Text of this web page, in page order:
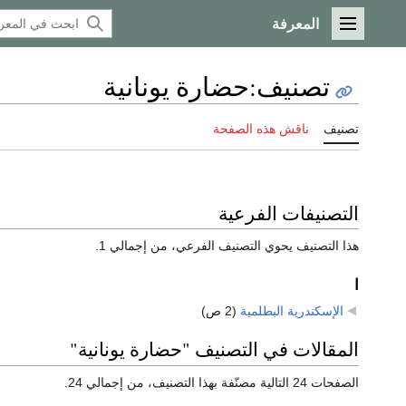
القائمة الرئيسية
المعرفة
تصنيف:حضارة يونانية
تصنيف ناقش هذه الصفحة
التصنيفات الفرعية
هذا التصنيف يحوي التصنيف الفرعي، من إجمالي 1.
الإسكندرية البطلمية (2 ص)
المقالات في التصنيف "حضارة يونانية"
الصفحات 24 التالية مصنّفة بهذا التصنيف، من إجمالي 24.